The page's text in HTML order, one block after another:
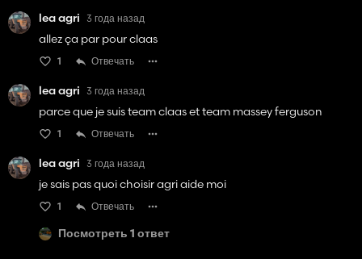
lea agri 3 года назад
allez ça par pour claas
1 Отвечать
lea agri 3 года назад
parce que je suis team claas et team massey ferguson
1 Отвечать
lea agri 3 года назад
je sais pas quoi choisir agri aide moi
1 Отвечать
Посмотреть 1 ответ